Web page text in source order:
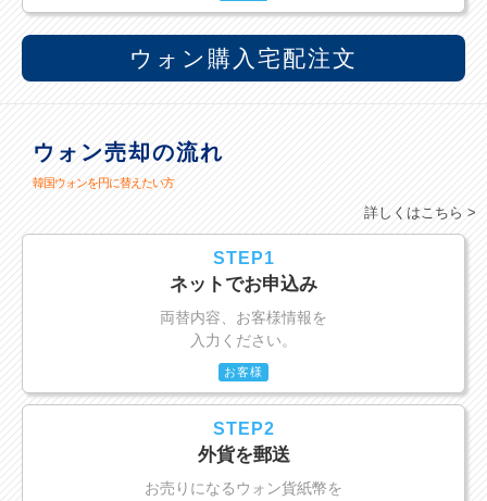
ウォン購入宅配注文
ウォン売却の流れ
韓国ウォンを円に替えたい方
詳しくはこちら >
STEP1
ネットでお申込み
両替内容、お客様情報を
入力ください。
お客様
STEP2
外貨を郵送
お売りになるウォン貨紙幣を